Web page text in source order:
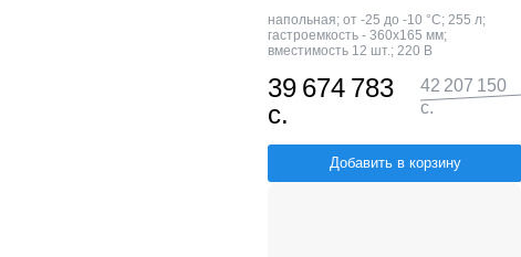
напольная; от -25 до -10 °С; 255 л;
гастроемкость - 360х165 мм;
вместимость 12 шт.; 220 В
39 674 783
с.
42 207 150
с.
Добавить в корзину